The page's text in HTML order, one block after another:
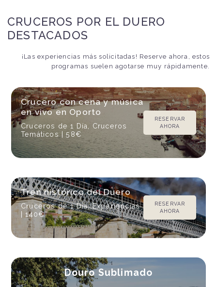
CRUCEROS POR EL DUERO
DESTACADOS
¡Las experiencias más solicitadas! Reserve ahora, estos
programas suelen agotarse muy rápidamente.
Crucero con cena y música
en vivo en Oporto
Cruceros de 1 Día, Cruceros
Temáticos
| 58€
RESERVAR
AHORA
Tren histórico del Duero
Cruceros de 1 Día, Experiencias
| 140€
RESERVAR
AHORA
Douro Sublimado